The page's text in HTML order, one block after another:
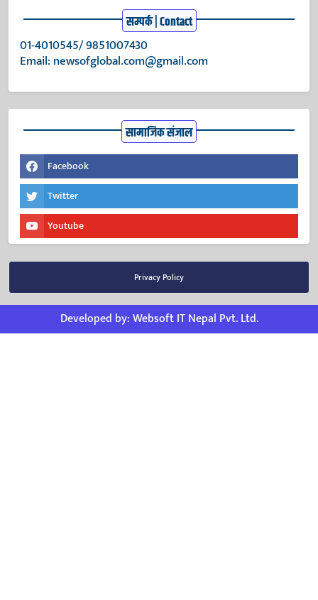
सम्पर्क | Contact
01-4010545/ 9851007430
Email: newsofglobal.com@gmail.com
सामाजिक संजाल
Facebook
Twitter
Youtube
Privacy Policy
Developed by:Websoft IT Nepal Pvt. Ltd.